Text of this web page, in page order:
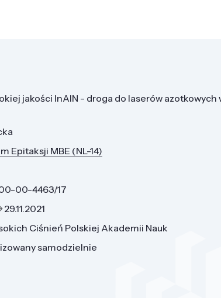
jakości InAlN - droga do laserów azotkowych
Epitaksji MBE (NL-14)
00-4463/17
29.11.2021
Ciśnień Polskiej Akademii Nauk
samodzielnie